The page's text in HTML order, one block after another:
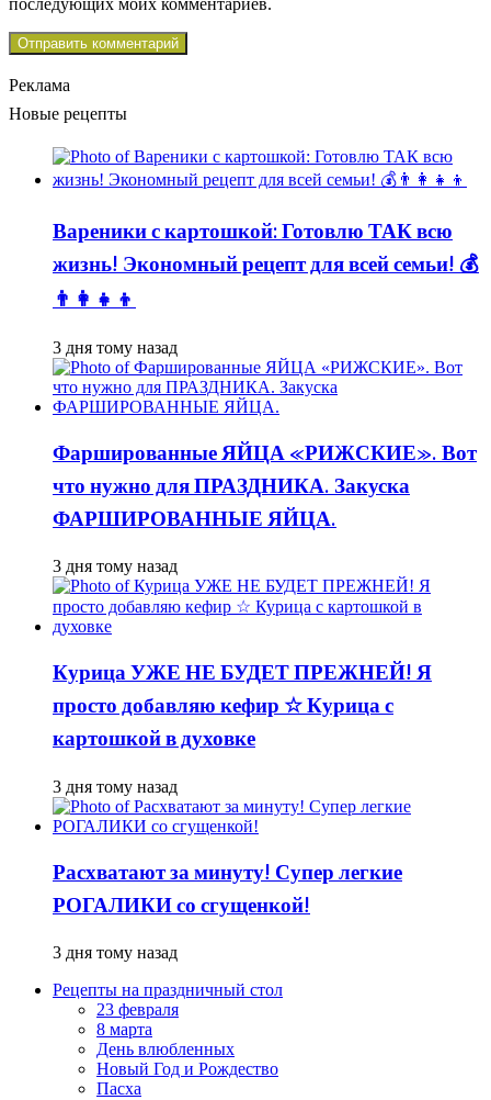
Реклама
Новые рецепты
Вареники с картошкой: Готовлю ТАК всю
жизнь! Экономный рецепт для всей семьи! 💰
👨👩👧👦
3 дня тому назад
Фаршированные ЯЙЦА «РИЖСКИЕ». Вот
что нужно для ПРАЗДНИКА. Закуска
ФАРШИРОВАННЫЕ ЯЙЦА.
3 дня тому назад
Курица УЖЕ НЕ БУДЕТ ПРЕЖНЕЙ! Я
просто добавляю кефир ☆ Курица с
картошкой в духовке
3 дня тому назад
Расхватают за минуту! Супер легкие
РОГАЛИКИ со сгущенкой!
3 дня тому назад
Рецепты на праздничный стол
23 февраля
8 марта
День влюбленных
Новый Год и Рождество
Пасха